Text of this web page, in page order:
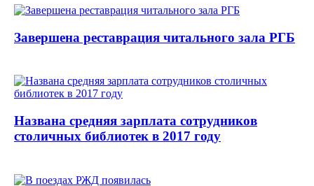
Завершена реставрация читального зала РГБ
Названа средняя зарплата сотрудников
столичных библиотек в 2017 году